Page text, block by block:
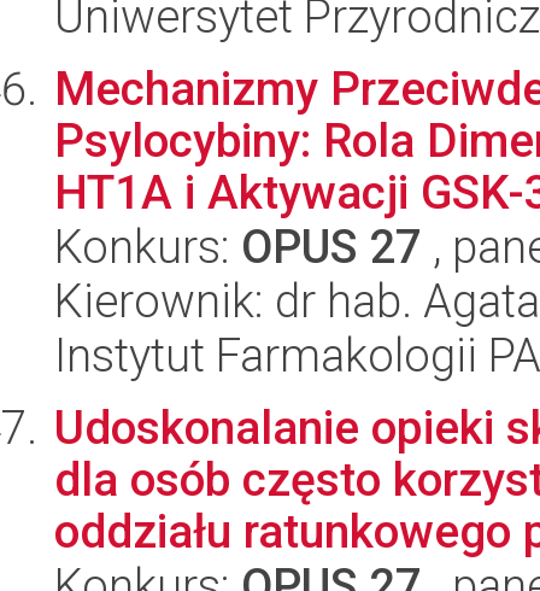
Uniwersytet
Mechanizmy
Psylocybiny: Rola
HT1A i Aktywacji
Konkurs: OPUS 27 ,
Kierownik: dr hab.
Instytut Farmakologii
Udoskonalanie opieki
dla osób często
oddziału ratunkowego